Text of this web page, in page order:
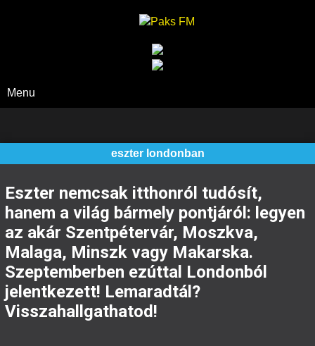
Menu
eszter londonban
Eszter nemcsak itthonról tudósít,
hanem a világ bármely pontjáról: legyen
az akár Szentpétervár, Moszkva,
Malaga, Minszk vagy Makarska.
Szeptemberben ezúttal Londonból
jelentkezett! Lemaradtál?
Visszahallgathatod!